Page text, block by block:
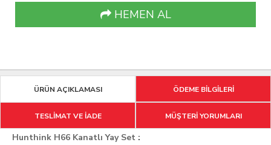
HEMEN AL
ÜRÜN AÇIKLAMASI ÖDEME BİLGİLERİ
TESLİMAT VE İADE MÜŞTERİ YORUMLARI
Hunthink H66 Kanatlı Yay Set :